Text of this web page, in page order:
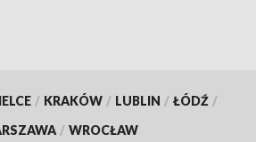
/ KRAKÓW / LUBLIN / ŁÓDŹ /
/ WROCŁAW